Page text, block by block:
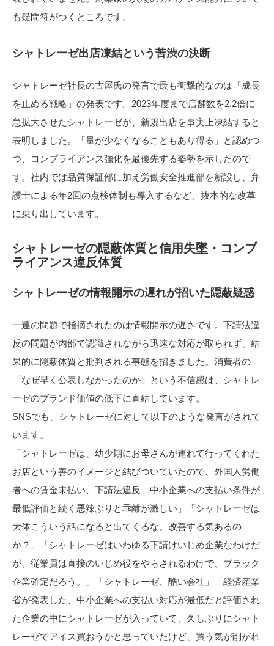
も疑問符がつくところです。
シャトレーゼ出店凍結という苦渋の決断
シャトレーゼ社長の古屋氏の発言で最も衝撃的なのは「成長
を止める戦略」の発表です。2023年度まで店舗数を2.2倍に
急拡大させたシャトレーゼが、新規出店を事実上凍結すると
表明しました。「量が少なくなることもあり得る」と認めつ
つ、コンプライアンス強化を最優先する姿勢を示したので
す。社内では品質保証部に加え労働安全推進部を新設し、弁
護士による年2回の点検体制も導入するなど、抜本的な改革
に乗り出しています。
シャトレーゼの隠蔽体質と信用失墜・コンプ
ライアンス違反体質
シャトレーゼの情報開示の遅れが招いた隠蔽疑惑
一連の問題で指摘されたのは情報開示の遅さです。下請法違
反の問題が内部で認識されながら迅速な対応が取られず、結
果的に隠蔽体質と批判される事態を招きました。消費者の
「なぜ早く公表しなかったのか」という不信感は、シャトレ
ーゼのブランド価値の低下に直結しています。
SNSでも、シャトレーゼに対して以下のような発言がされて
います。
「シャトレーゼは、幼少期にお母さんが連れて行ってくれた
お店という善のイメージと結びついていたので、外国人労働
者への賃金未払い、下請法違反、中小企業への支払い条件が
最低評価と続く悪辣ぶりと乖離が激しい」「シャトレーゼは
大体こういう話になると出てくるな。改善する気あるの
か？」「シャトレーゼはいわゆる下請けいじめ企業なわけだ
が、従業員は直接のいじめ役をやらされるわけで、ブラック
企業確定だろう。」「シャトレーゼ、酷い会社」「経済産業
省が発表した、中小企業への支払い対応が最低だと評価され
た企業の中にシャトレーゼが入っていて、久しぶりにシャト
レーゼでアイス買おうかと思っていたけど、買う気が削がれ